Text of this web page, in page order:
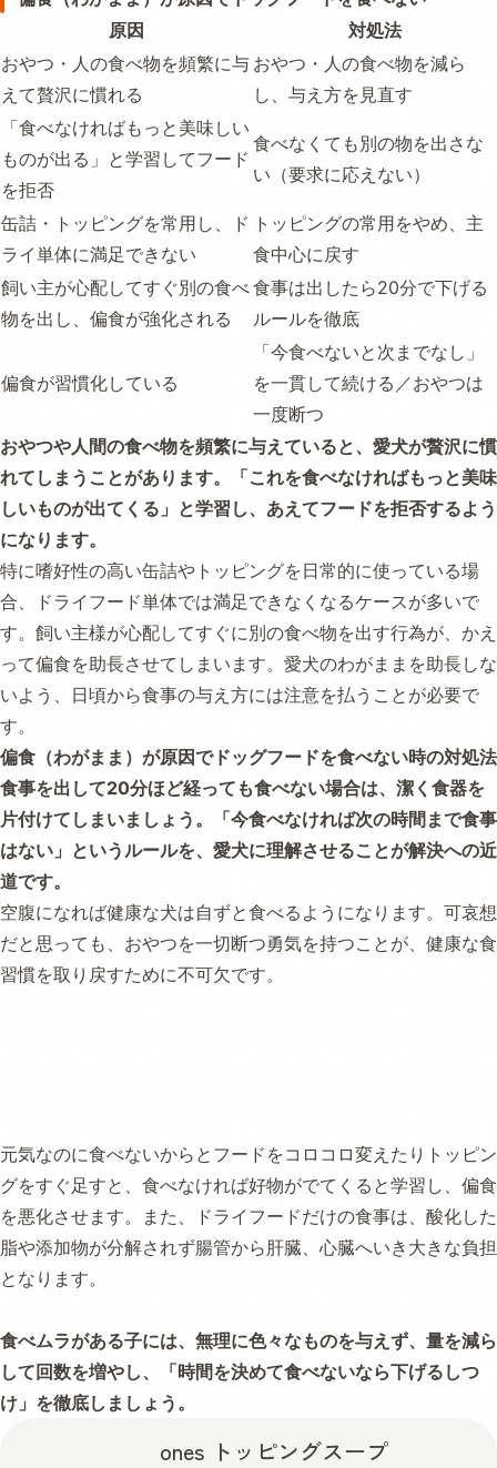
原因
対処法
おやつ・人の食べ物を頻繁に与
えて贅沢に慣れる
おやつ・人の食べ物を減ら
し、与え方を見直す
「食べなければもっと美味しい
ものが出る」と学習してフード
を拒否
食べなくても別の物を出さな
い（要求に応えない）
缶詰・トッピングを常用し、ド
ライ単体に満足できない
トッピングの常用をやめ、主
食中心に戻す
飼い主が心配してすぐ別の食べ
物を出し、偏食が強化される
食事は出したら20分で下げる
ルールを徹底
偏食が習慣化している
「今食べないと次までなし」
を一貫して続ける／おやつは
一度断つ
おやつや人間の食べ物を頻繁に与えていると、愛犬が贅沢に慣
れてしまうことがあります。「これを食べなければもっと美味
しいものが出てくる」と学習し、あえてフードを拒否するよう
になります。
特に嗜好性の高い缶詰やトッピングを日常的に使っている場
合、ドライフード単体では満足できなくなるケースが多いで
す。飼い主様が心配してすぐに別の食べ物を出す行為が、かえ
って偏食を助長させてしまいます。愛犬のわがままを助長しな
いよう、日頃から食事の与え方には注意を払うことが必要で
す。
偏食（わがまま）が原因でドッグフードを食べない時の対処法
食事を出して20分ほど経っても食べない場合は、潔く食器を
片付けてしまいましょう。「今食べなければ次の時間まで食事
はない」というルールを、愛犬に理解させることが解決への近
道です。
空腹になれば健康な犬は自ずと食べるようになります。可哀想
だと思っても、おやつを一切断つ勇気を持つことが、健康な食
習慣を取り戻すために不可欠です。
元気なのに食べないからとフードをコロコロ変えたりトッピン
グをすぐ足すと、食べなければ好物がでてくると学習し、偏食
を悪化させます。また、ドライフードだけの食事は、酸化した
脂や添加物が分解されず腸管から肝臓、心臓へいき大きな負担
となります。
食べムラがある子には、無理に色々なものを与えず、量を減ら
して回数を増やし、「時間を決めて食べないなら下げるしつ
け」を徹底しましょう。
ones トッピングスープ